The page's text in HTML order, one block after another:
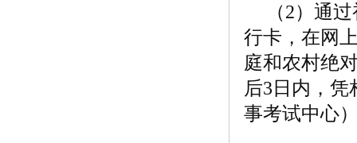
（2）通
行卡，在网
庭和农村绝
后3日内，
事考试中心